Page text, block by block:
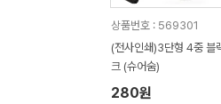
상품번호 : 569301
(전사인쇄)3단형 4중 블
크 (슈어숨)
280원